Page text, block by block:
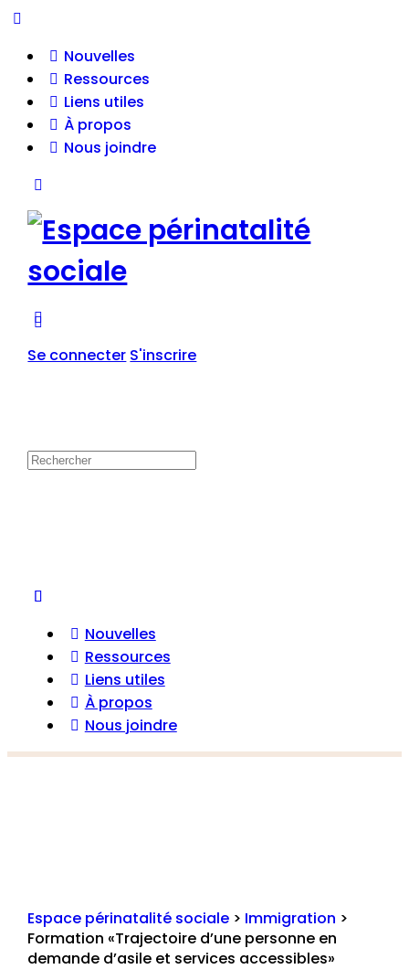
Nouvelles
Ressources
Liens utiles
À propos
Nous joindre
Se connecter S'inscrire
Nouvelles
Ressources
Liens utiles
À propos
Nous joindre
Espace périnatalité sociale > Immigration >
Formation «Trajectoire d’une personne en
demande d’asile et services accessibles»